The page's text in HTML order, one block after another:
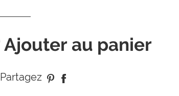
Ajouter au panier
Partagez